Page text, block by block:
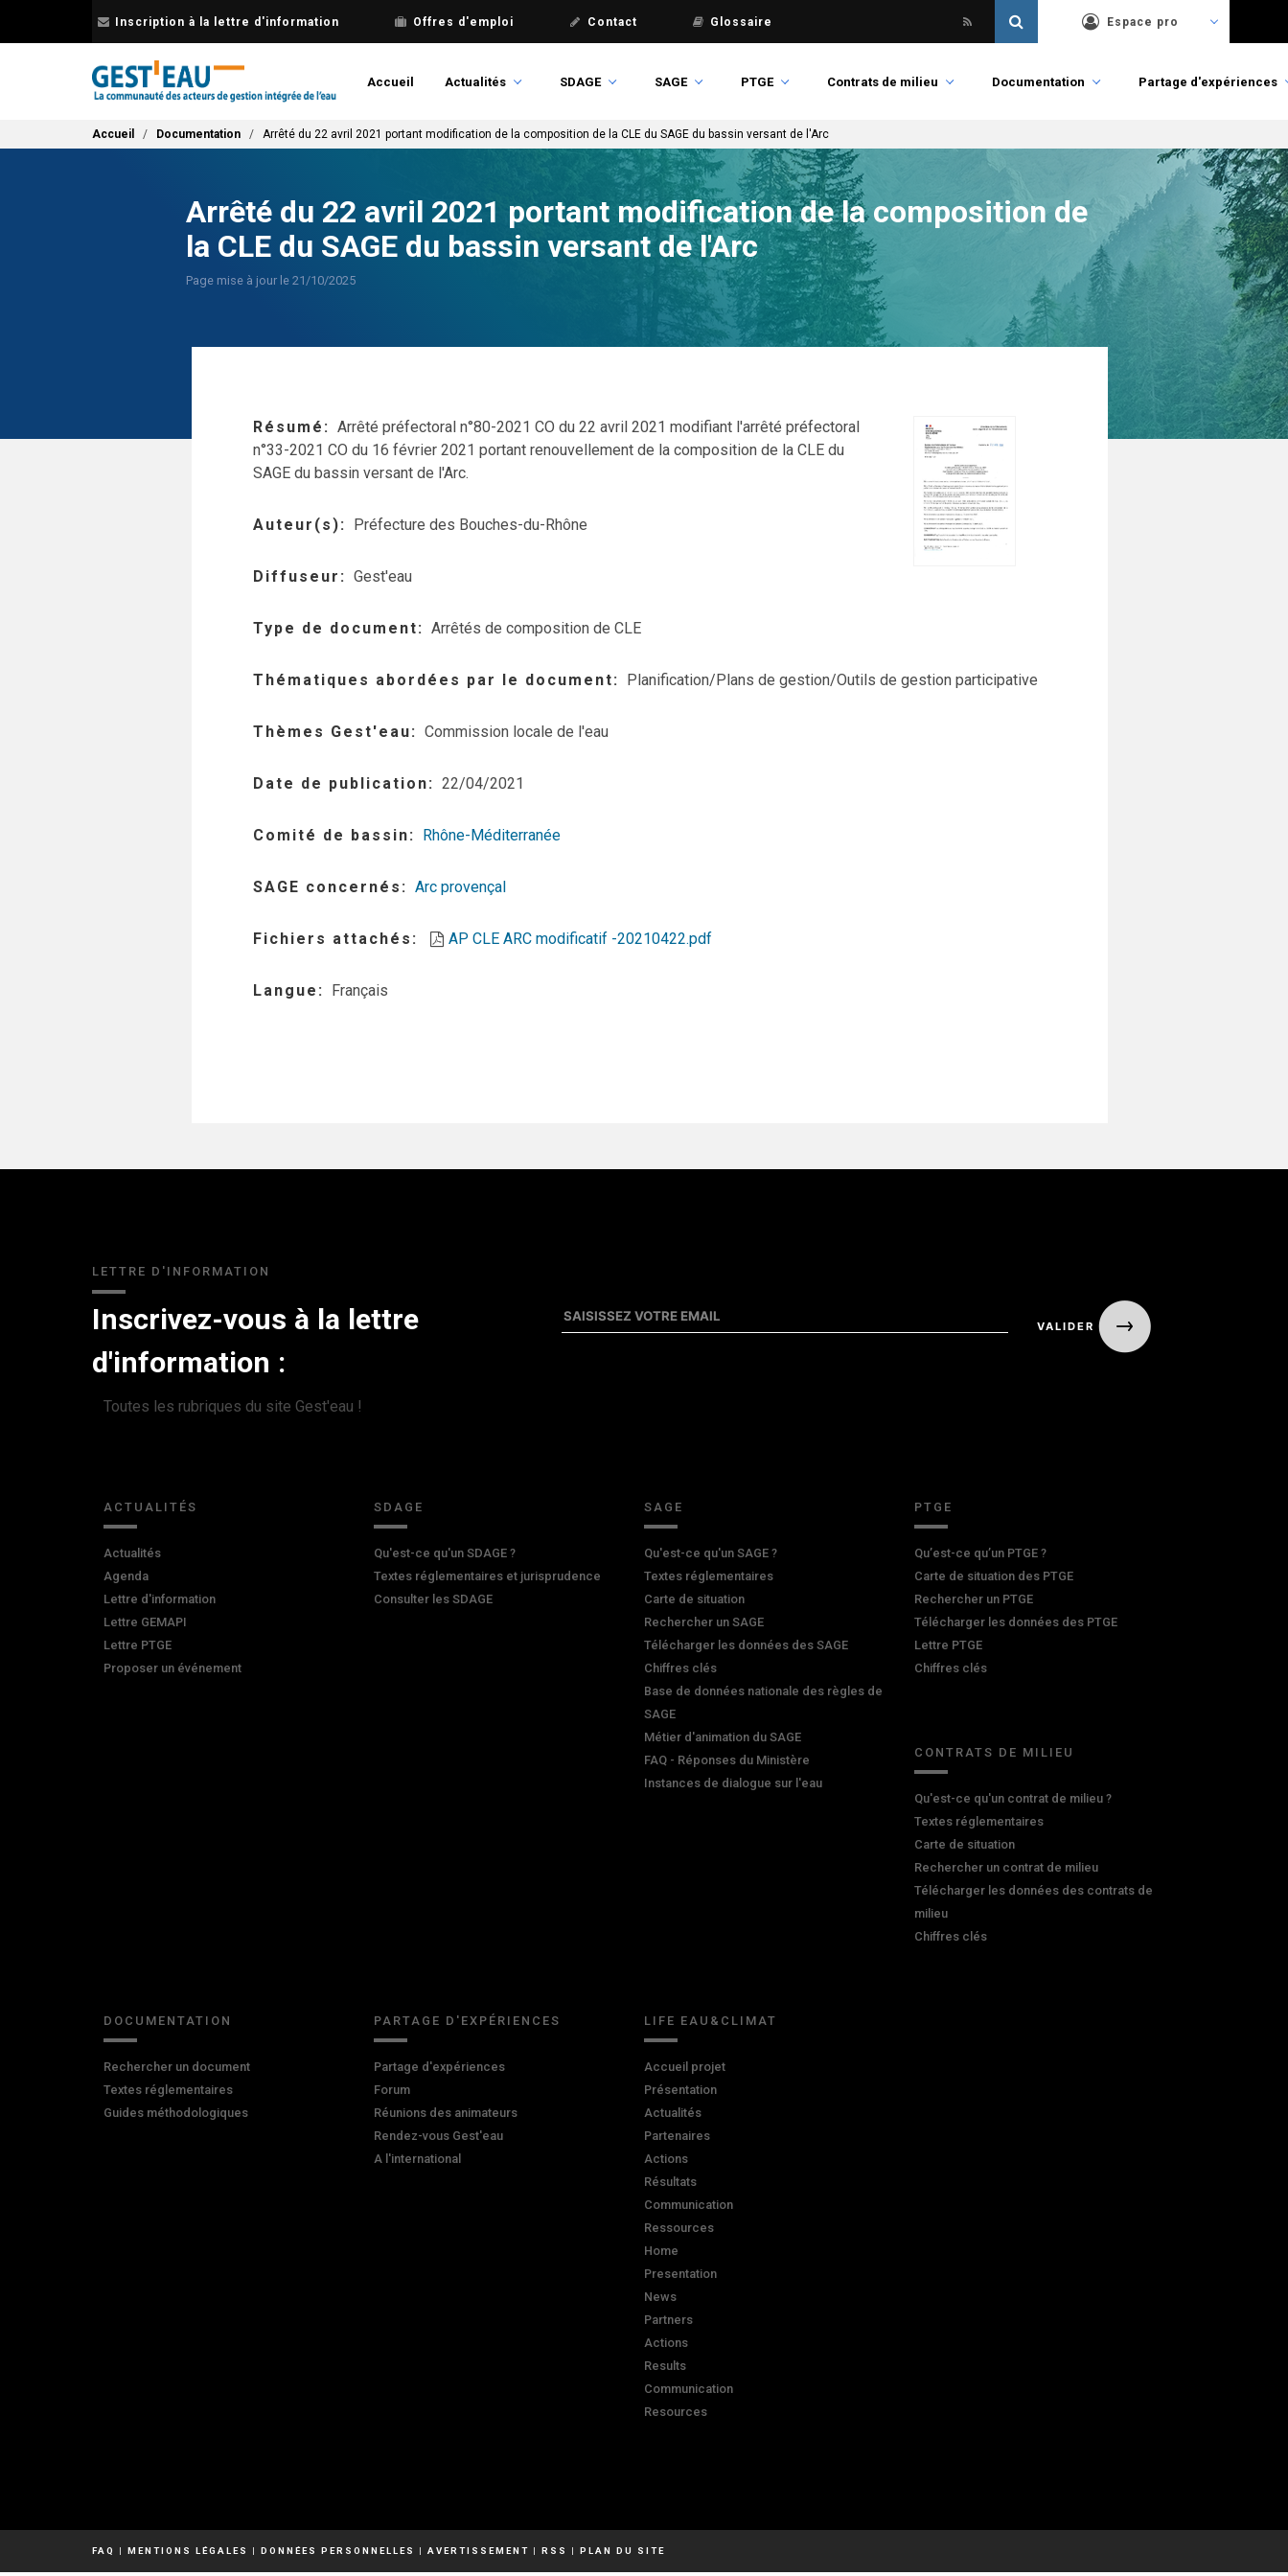
Inscription à la lettre d'information Offres d'emploi Contact Glossaire Espace pro
Accueil Actualités SDAGE SAGE PTGE Contrats de milieu Documentation Partage d'expériences
Fil d'Ariane
Accueil Documentation Arrêté du 22 avril 2021 portant modification de la composition de la CLE du SAGE du bassin versant de l'Arc
Arrêté du 22 avril 2021 portant modification de la composition de
la CLE du SAGE du bassin versant de l'Arc
Page mise à jour le 21/10/2025
Résumé
Arrêté préfectoral n°80-2021 CO du 22 avril 2021 modifiant l'arrêté préfectoral
n°33-2021 CO du 16 février 2021 portant renouvellement de la composition de la CLE du
SAGE du bassin versant de l'Arc.
Auteur(s) Préfecture des Bouches-du-Rhône
Diffuseur Gest'eau
Type de document Arrêtés de composition de CLE
Thématiques abordées par le document Planification/Plans de gestion/Outils de gestion participative
Thèmes Gest'eau Commission locale de l'eau
Date de publication 22/04/2021
Comité de bassin Rhône-Méditerranée
SAGE concernés Arc provençal
Fichiers attachés AP CLE ARC modificatif -20210422.pdf
Langue Français
LETTRE D'INFORMATION
Inscrivez-vous à la lettre
d'information :
Toutes les rubriques du site Gest'eau !
ACTUALITÉS
Actualités
Agenda
Lettre d'information
Lettre GEMAPI
Lettre PTGE
Proposer un événement
SDAGE
Qu'est-ce qu'un SDAGE ?
Textes réglementaires et jurisprudence
Consulter les SDAGE
SAGE
Qu'est-ce qu'un SAGE ?
Textes réglementaires
Carte de situation
Rechercher un SAGE
Télécharger les données des SAGE
Chiffres clés
Base de données nationale des règles de
SAGE
Métier d'animation du SAGE
FAQ - Réponses du Ministère
Instances de dialogue sur l'eau
PTGE
Qu’est-ce qu’un PTGE ?
Carte de situation des PTGE
Rechercher un PTGE
Télécharger les données des PTGE
Lettre PTGE
Chiffres clés
CONTRATS DE MILIEU
Qu'est-ce qu'un contrat de milieu ?
Textes réglementaires
Carte de situation
Rechercher un contrat de milieu
Télécharger les données des contrats de
milieu
Chiffres clés
DOCUMENTATION
Rechercher un document
Textes réglementaires
Guides méthodologiques
PARTAGE D'EXPÉRIENCES
Partage d'expériences
Forum
Réunions des animateurs
Rendez-vous Gest'eau
A l'international
LIFE EAU&CLIMAT
Accueil projet
Présentation
Actualités
Partenaires
Actions
Résultats
Communication
Ressources
Home
Presentation
News
Partners
Actions
Results
Communication
Resources
FAQ | MENTIONS LÉGALES | DONNÉES PERSONNELLES | AVERTISSEMENT | RSS | PLAN DU SITE